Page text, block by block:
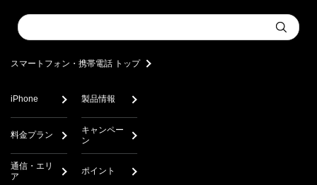
Conduct
a
Submit
スマートフォン・携帯電話 トップ
iPhone 製品情報
料金プラン
キャンペー
ン
通信・エリ
ア
ポイント